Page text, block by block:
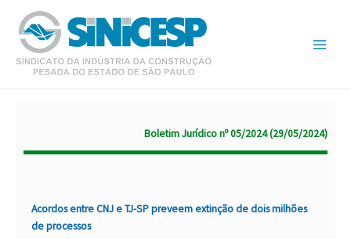
para
conteúdo
Boletim Jurídico nº 05/2024 (29/05/2024)
Acordos entre CNJ e TJ-SP preveem extinção de dois milhões
de processos